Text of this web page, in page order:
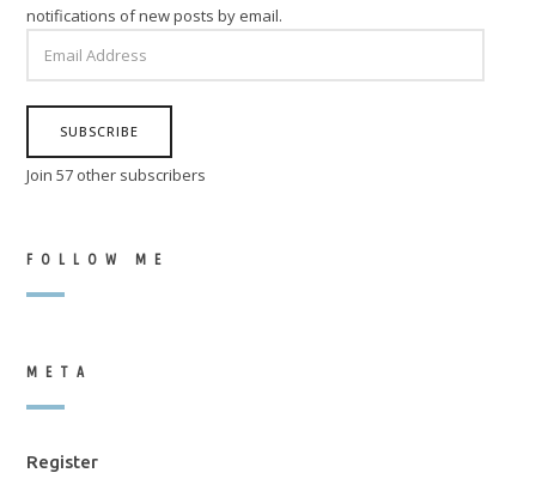
notifications of new posts by email.
ADDRESS
SUBSCRIBE
Join 57 other subscribers
FOLLOW ME
META
Register